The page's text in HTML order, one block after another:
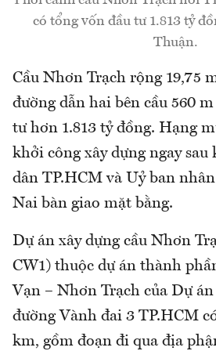
có tổng vốn đầu tư 1.813 tỷ
Thuận.
Cầu Nhơn Trạch rộng 19,75
đường dẫn hai bên cầu 560
tư hơn 1.813 tỷ đồng. Hạng
khởi công xây dựng ngay
dân TP.HCM và Uỷ ban
Nai bàn giao mặt bằng.
Dự án xây dựng cầu Nhơn
CW1) thuộc dự án thành
Vạn – Nhơn Trạch của Dự
đường Vành đai 3 TP.HCM
km, gồm đoạn đi qua địa